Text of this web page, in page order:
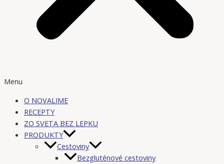
Menu
O NOVALIME
RECEPTY
ZO SVETA BEZ LEPKU
PRODUKTY
Cestoviny
Bezgluténové cestoviny